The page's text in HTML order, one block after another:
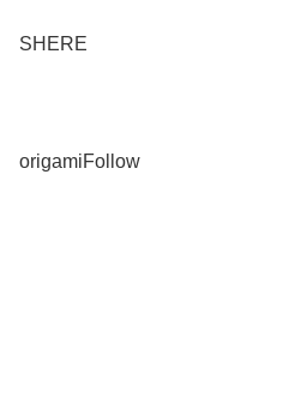
SHERE
origamiFollow